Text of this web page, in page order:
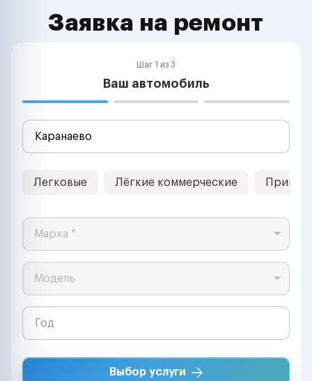
Заявка на ремонт
Шаг 1 из 3
Ваш автомобиль
Легковые Лёгкие коммерческие
Марка *
Модель
Выбор услуги